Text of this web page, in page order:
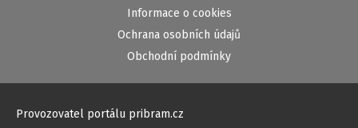
Informace o cookies
Ochrana osobních údajů
Obchodní podmínky
Provozovatel portálu pribram.cz